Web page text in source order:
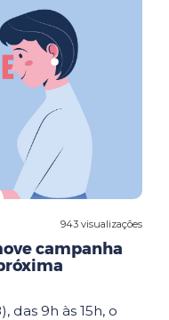
943 visualizações
campanha
das 9h às 15h, o